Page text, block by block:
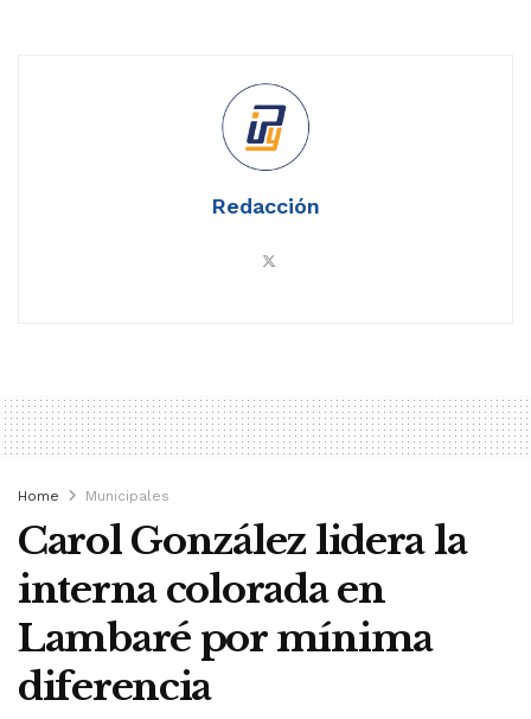
Redacción
Home Municipales
Carol González lidera la
interna colorada en
Lambaré por mínima
diferencia